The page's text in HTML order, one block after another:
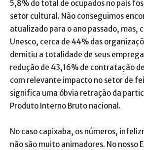
5,8% do total de ocupados no país
setor cultural. Não conseguimos
atualizado para o ano passado, mas,
Unesco, cerca de 44% das
demitiu a totalidade de seus
redução de 43,16% de contratação
com relevante impacto no setor de
significa uma óbvia retração da
Produto Interno Bruto nacional.
No caso capixaba, os números,
não são muito animadores. No nosso